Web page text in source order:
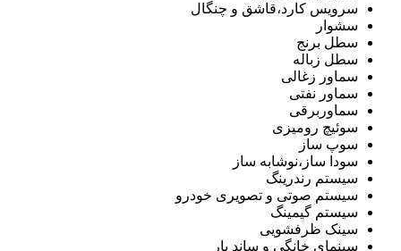
سرویس کارد،قاشق و چنگال
سشوار
سطل برنج
سطل زباله
سماور زغالی
سماور نفتی
سماوربرقی
سوئیچ رومیزی
سوپ ساز
سودا ساز،نوشابه ساز
سیستم رندرینگ
سیستم صوتی و تصویری خودرو
سیستم گیمینگ
سینک ظرفشویی
سینمای خانگی و ساند بار